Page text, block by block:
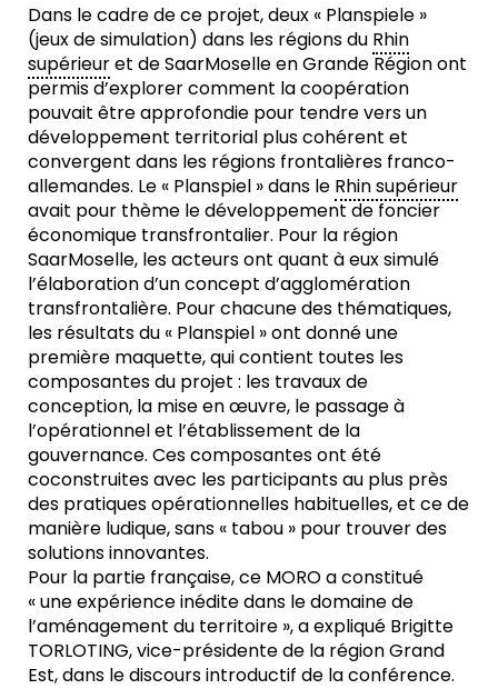
Dans le cadre de ce projet, deux « Planspiele »
(jeux de simulation) dans les régions du Rhin
supérieuret de SaarMoselle en Grande Région ont
permis d’explorer comment la coopération
pouvait être approfondie pour tendre vers un
développement territorial plus cohérent et
convergent dans les régions frontalières franco-
allemandes. Le « Planspiel » dans le Rhin supérieur
avait pour thème le développement de foncier
économique transfrontalier. Pour la région
SaarMoselle, les acteurs ont quant à eux simulé
l’élaboration d’un concept d’agglomération
transfrontalière. Pour chacune des thématiques,
les résultats du « Planspiel » ont donné une
première maquette, qui contient toutes les
composantes du projet : les travaux de
conception, la mise en œuvre, le passage à
l’opérationnel et l’établissement de la
gouvernance. Ces composantes ont été
coconstruites avec les participants au plus près
des pratiques opérationnelles habituelles, et ce de
manière ludique, sans « tabou » pour trouver des
solutions innovantes.
Pour la partie française, ce MORO a constitué
« une expérience inédite dans le domaine de
l’aménagement du territoire », a expliqué Brigitte
TORLOTING, vice-présidente de la région Grand
Est, dans le discours introductif de la conférence.